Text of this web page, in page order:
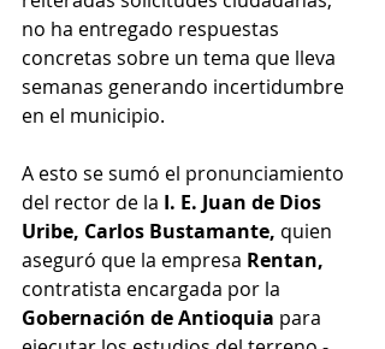
no ha entregado respuestas
concretas sobre un tema que lleva
semanas generando incertidumbre
en el municipio.
A esto se sumó el pronunciamiento
del rector de la I. E. Juan de Dios
Uribe, Carlos Bustamante, quien
aseguró que la empresa Rentan,
contratista encargada por la
Gobernación de Antioquia para